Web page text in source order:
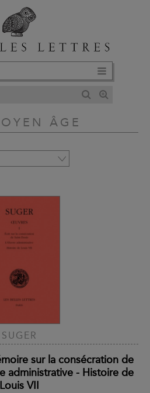
ÂGE
SUGER
sur la consécration de
administrative - Histoire de
Louis VII